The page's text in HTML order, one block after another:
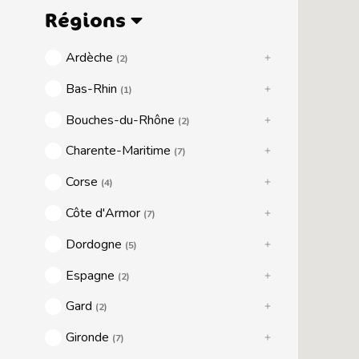
Régions
Ardèche (2)
Bas-Rhin (1)
Bouches-du-Rhône (2)
Charente-Maritime (7)
Corse (4)
Côte d'Armor (7)
Dordogne (5)
Espagne (2)
Gard (2)
Gironde (7)